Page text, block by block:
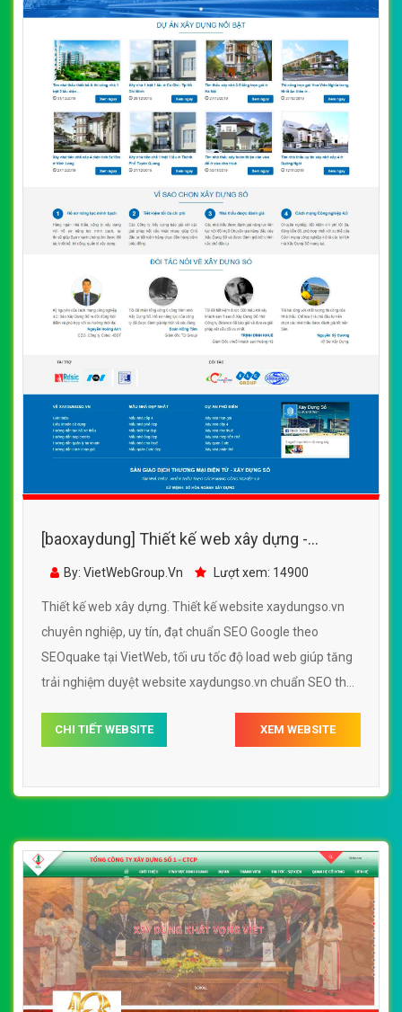
[baoxaydung] Thiết kế web xây dựng -
By: VietWebGroup.Vn Lượt xem: 14900
Thiết kế web xây dựng. Thiết kế website xaydungso.vn
chuyên nghiệp, uy tín, đạt chuẩn SEO Google theo
SEOquake tại VietWeb, tối ưu tốc độ load web giúp tăng
trải nghiệm duyệt website xaydungso.vn chuẩn SEO theo
CHI TIẾT WEBSITE XEM WEBSITE